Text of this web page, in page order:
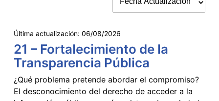
Última actualización: 06/08/2026
21 – Fortalecimiento de la
Transparencia Pública
¿Qué problema pretende abordar el compromiso?
El desconocimiento del derecho de acceder a la